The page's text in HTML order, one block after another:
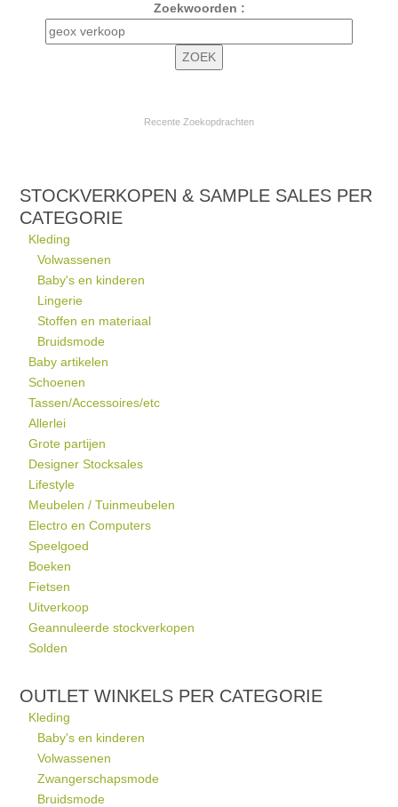
Zoekwoorden :
Recente Zoekopdrachten
STOCKVERKOPEN & SAMPLE SALES PER
CATEGORIE
Kleding
Volwassenen
Baby's en kinderen
Lingerie
Stoffen en materiaal
Bruidsmode
Baby artikelen
Schoenen
Tassen/Accessoires/etc
Allerlei
Grote partijen
Designer Stocksales
Lifestyle
Meubelen / Tuinmeubelen
Electro en Computers
Speelgoed
Boeken
Fietsen
Uitverkoop
Geannuleerde stockverkopen
Solden
OUTLET WINKELS PER CATEGORIE
Kleding
Baby's en kinderen
Volwassenen
Zwangerschapsmode
Bruidsmode